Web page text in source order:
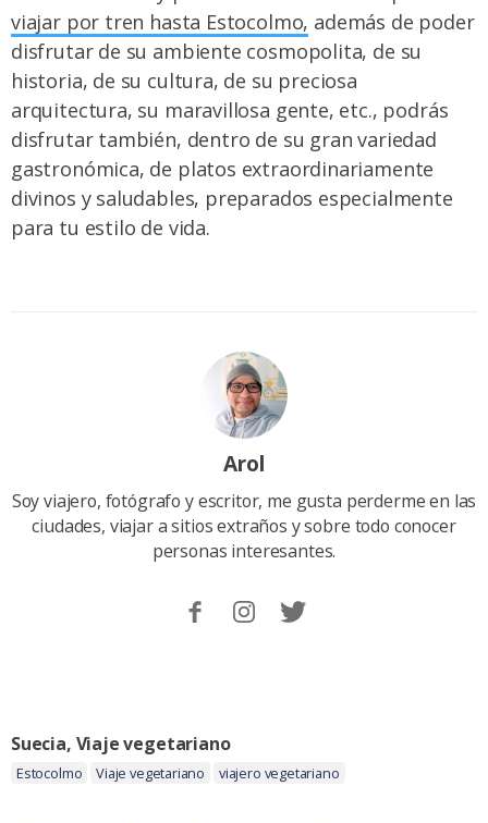
viajar por tren hasta Estocolmo, además de poder
disfrutar de su ambiente cosmopolita, de su
historia, de su cultura, de su preciosa
arquitectura, su maravillosa gente, etc., podrás
disfrutar también, dentro de su gran variedad
gastronómica, de platos extraordinariamente
divinos y saludables, preparados especialmente
para tu estilo de vida.
Arol
Soy viajero, fotógrafo y escritor, me gusta perderme en las
ciudades, viajar a sitios extraños y sobre todo conocer
personas interesantes.
SiguemeFollowFollow
Categoria:
Suecia, Viaje vegetariano
Etiquetas:
Estocolmo Viaje vegetariano viajero vegetariano